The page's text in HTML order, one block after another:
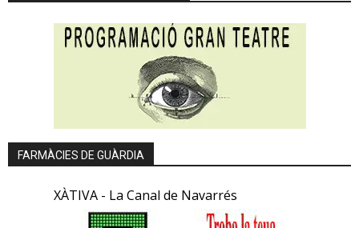
FARMÀCIES DE GUÀRDIA
XÀTIVA - La Canal de Navarrés